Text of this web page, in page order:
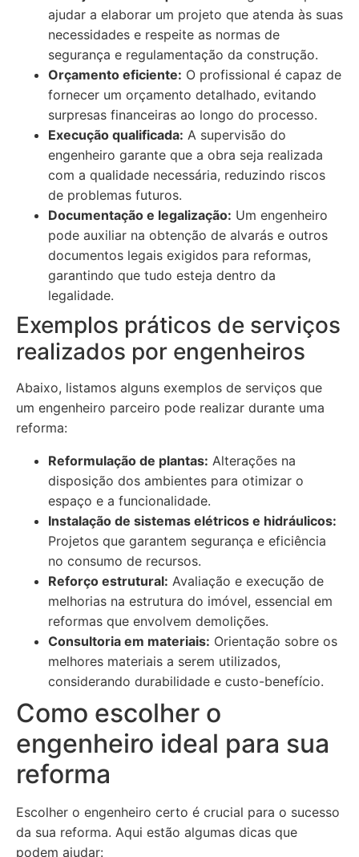
ajudar a elaborar um projeto que atenda às suas
necessidades e respeite as normas de
segurança e regulamentação da construção.
Orçamento eficiente: O profissional é capaz de
fornecer um orçamento detalhado, evitando
surpresas financeiras ao longo do processo.
Execução qualificada: A supervisão do
engenheiro garante que a obra seja realizada
com a qualidade necessária, reduzindo riscos
de problemas futuros.
Documentação e legalização: Um engenheiro
pode auxiliar na obtenção de alvarás e outros
documentos legais exigidos para reformas,
garantindo que tudo esteja dentro da
legalidade.
Exemplos práticos de serviços
realizados por engenheiros
Abaixo, listamos alguns exemplos de serviços que
um engenheiro parceiro pode realizar durante uma
reforma:
Reformulação de plantas: Alterações na
disposição dos ambientes para otimizar o
espaço e a funcionalidade.
Instalação de sistemas elétricos e hidráulicos:
Projetos que garantem segurança e eficiência
no consumo de recursos.
Reforço estrutural: Avaliação e execução de
melhorias na estrutura do imóvel, essencial em
reformas que envolvem demolições.
Consultoria em materiais: Orientação sobre os
melhores materiais a serem utilizados,
considerando durabilidade e custo-benefício.
Como escolher o
engenheiro ideal para sua
reforma
Escolher o engenheiro certo é crucial para o sucesso
da sua reforma. Aqui estão algumas dicas que
podem ajudar: